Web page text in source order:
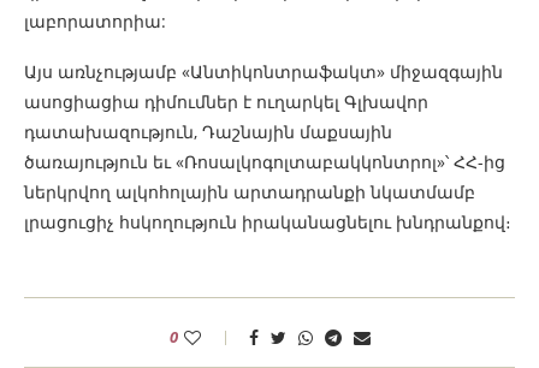
լաբորատորիա:
Այս առնչությամբ «Անտիկոնտրաֆակտ» միջազգային
ասոցիացիա դիմումներ է ուղարկել Գլխավոր
դատախազություն, Դաշնային մաքսային
ծառայություն եւ «Ռոսալկոգոլտաբակկոնտրոլ»՝ ՀՀ-ից
ներկրվող ալկոհոլային արտադրանքի նկատմամբ
լրացուցիչ հսկողություն իրականացնելու խնդրանքով։
0